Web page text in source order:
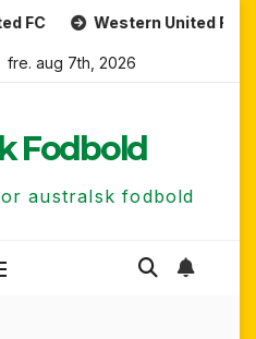
Western United FC
fre. aug 7th, 2026
Fodbold
australsk fodbold